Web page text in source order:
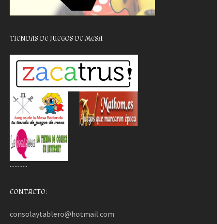
TIENDAS DE JUEGOS DE MESA
………..
CONTACTO:
consolaytablero@hotmail.com